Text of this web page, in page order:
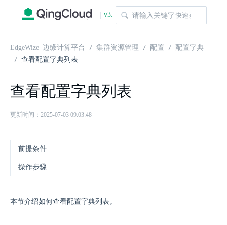
| v3.
1.0
EdgeWize 边缘计算平台 集群资源管理 配置
配置字典
查看配置字典列表
查看配置字典列表
更新时间：2025-07-03 09:03:48
前提条件
操作步骤
本节介绍如何查看配置字典列表。